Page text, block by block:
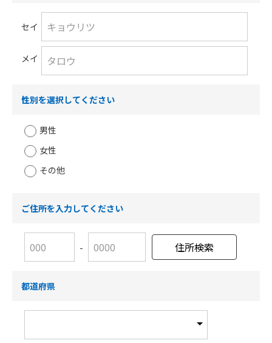
セイ
メイ
性別を選択してください
男性
女性
その他
ご住所を入力してください
-
都道府県